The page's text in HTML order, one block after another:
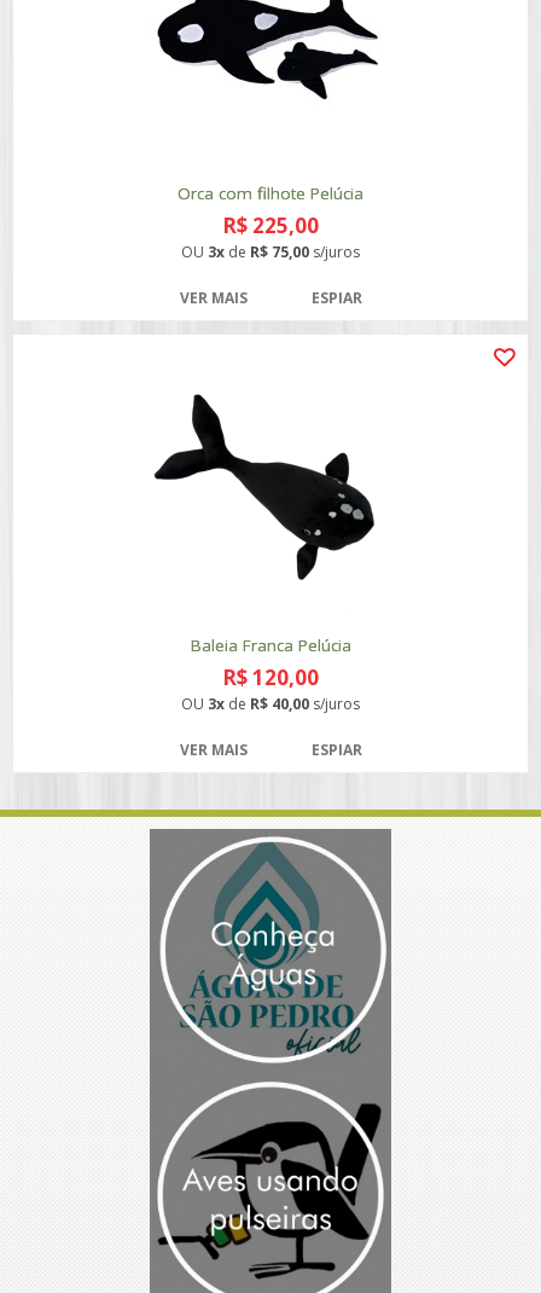
Orca com filhote Pelúcia
R$ 225,00
OU 3x de R$ 75,00 s/juros
VER MAIS ESPIAR
Baleia Franca Pelúcia
R$ 120,00
OU 3x de R$ 40,00 s/juros
VER MAIS ESPIAR